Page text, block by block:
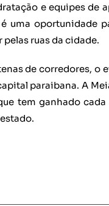
e equipes de
uma oportunidade
ruas da cidade.
de corredores,
paraibana. A
tem ganhado